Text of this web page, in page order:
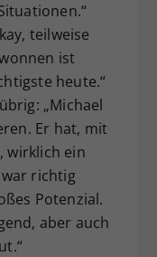
teilweise
ist
heute.“
„Michael
Er hat, mit
wirklich ein
richtig
Potenzial.
aber auch